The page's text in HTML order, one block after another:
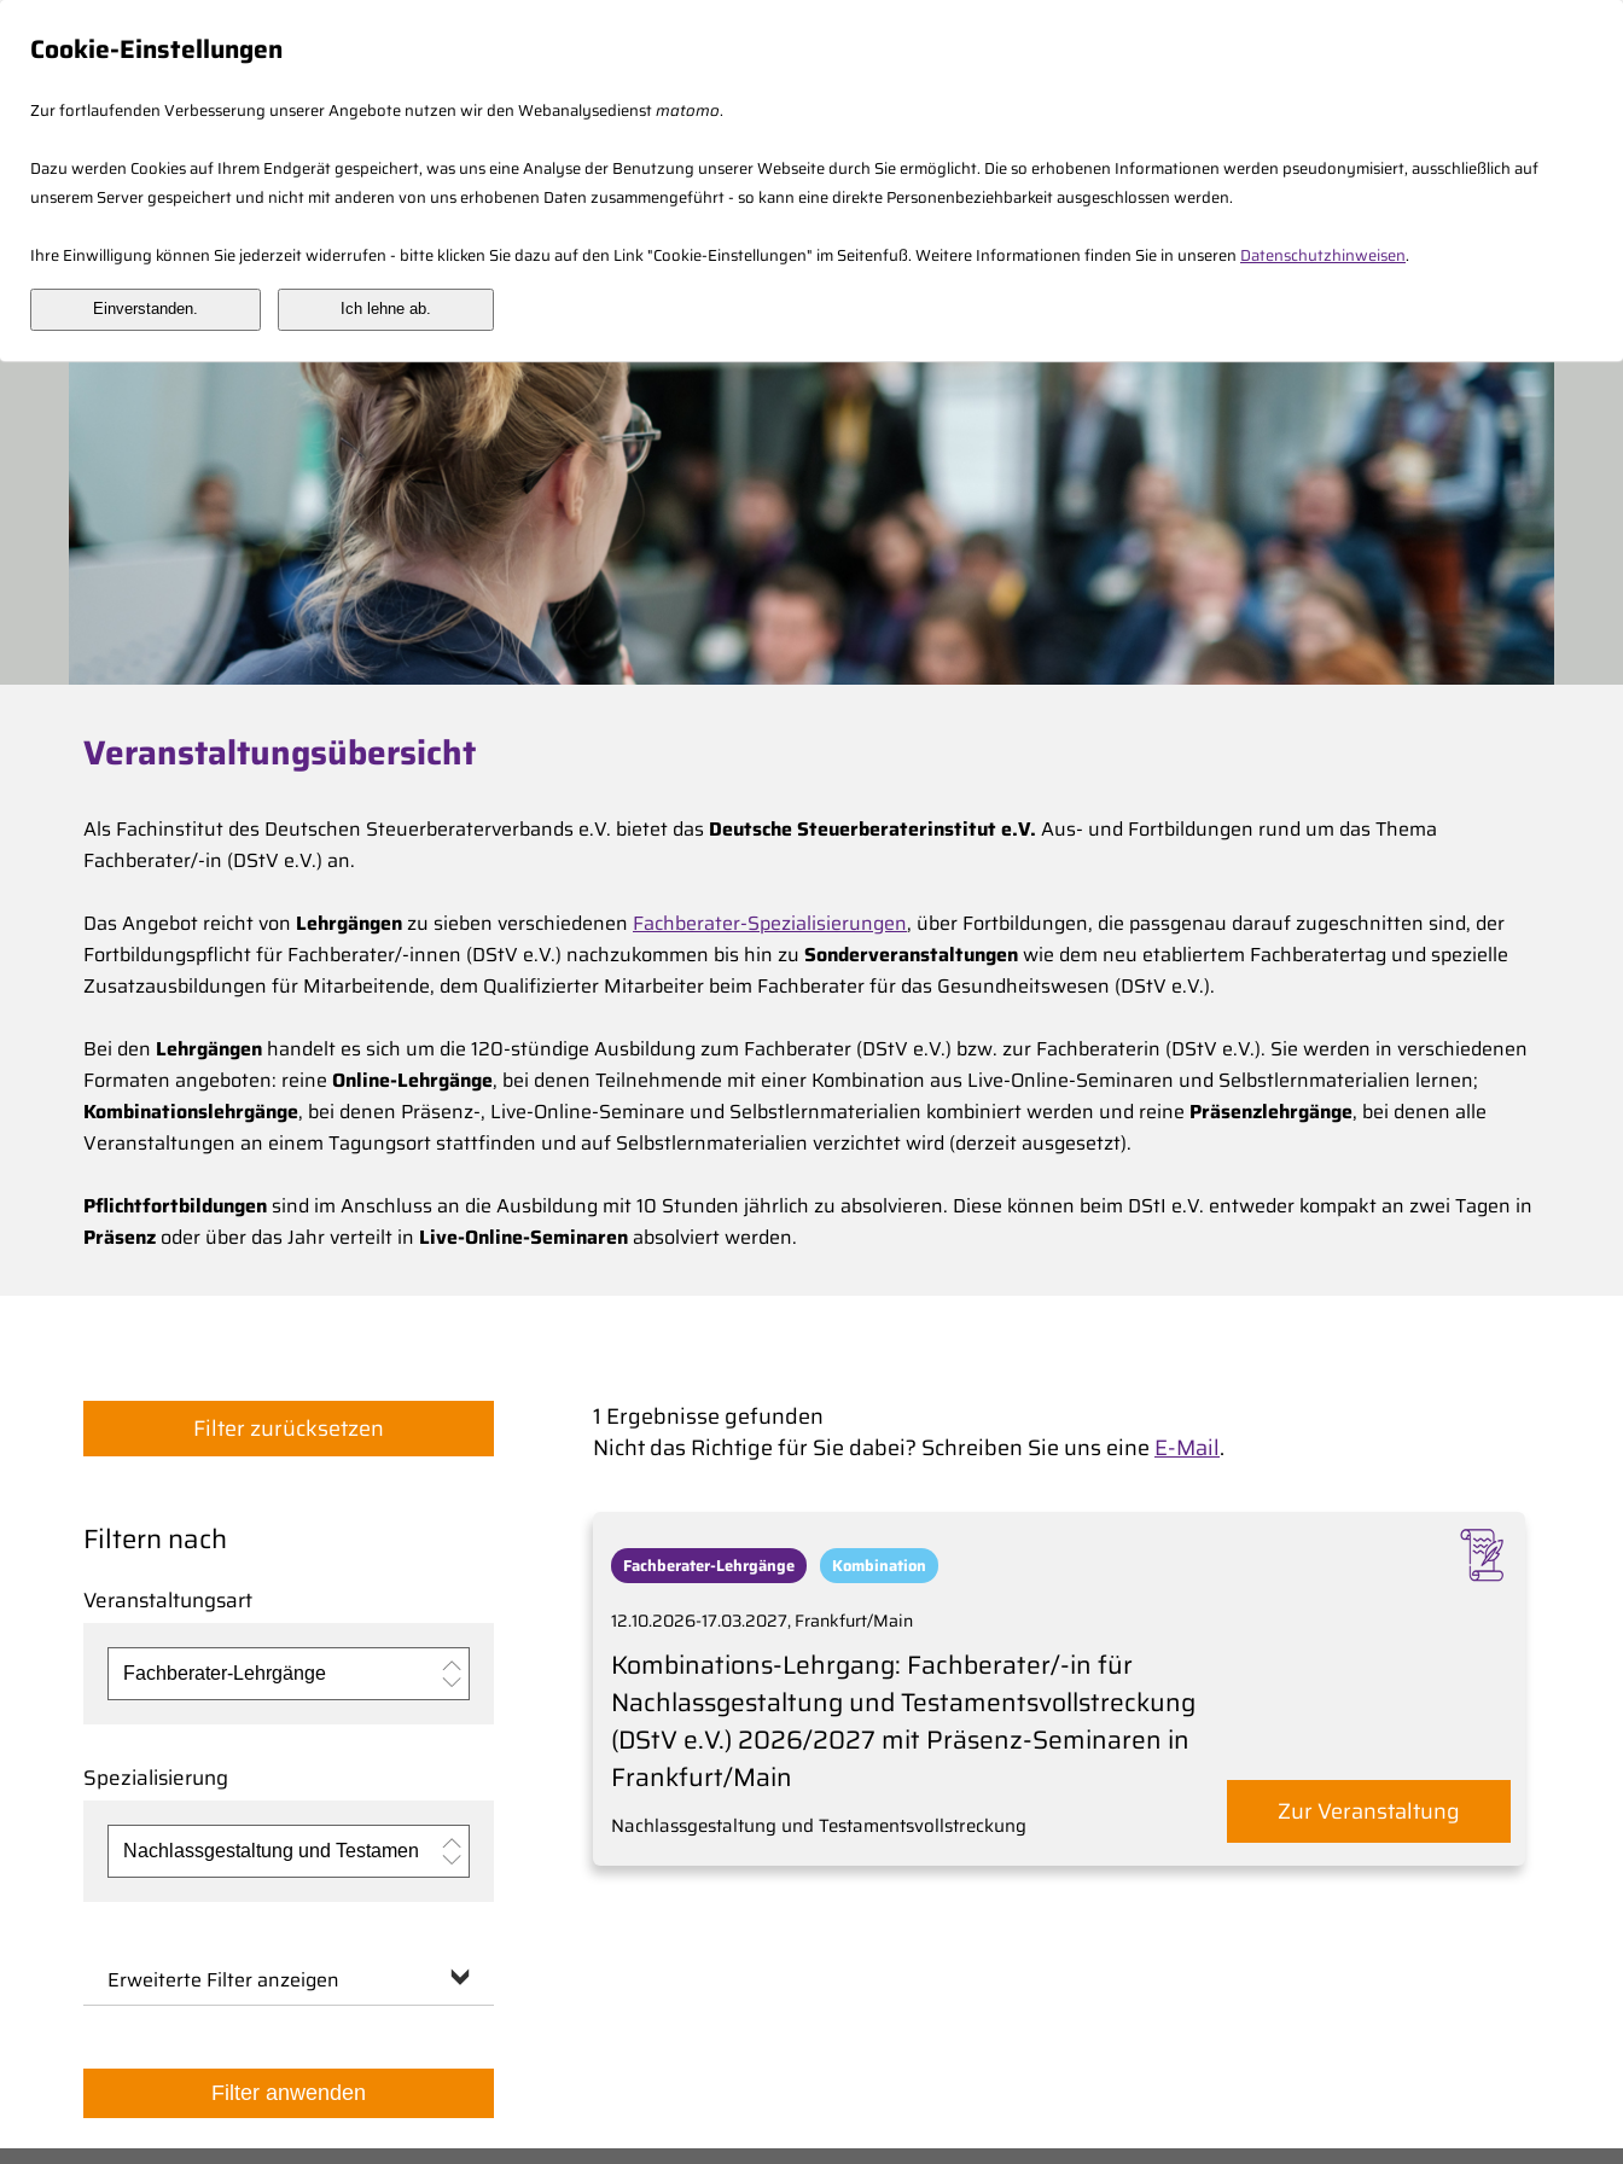
Cookie-Einstellungen
Zur fortlaufenden Verbesserung unserer Angebote nutzen wir den Webanalysedienstmatomo.
Dazu werden Cookies auf Ihrem Endgerät gespeichert, was uns eine Analyse der Benutzung unserer Webseite durch Sie ermöglicht. Die so erhobenen Informationen werden pseudonymisiert, ausschließlich auf
unserem Server gespeichert und nicht mit anderen von uns erhobenen Daten zusammengeführt - so kann eine direkte Personenbeziehbarkeit ausgeschlossen werden.
Ihre Einwilligung können Sie jederzeit widerrufen - bitte klicken Sie dazu auf den Link "Cookie-Einstellungen" im Seitenfuß. Weitere Informationen finden Sie in unseren Datenschutzhinweisen.
Einverstanden. Ich lehne ab.
Veranstaltungsübersicht
Als Fachinstitut des Deutschen Steuerberaterverbands e.V. bietet das Deutsche Steuerberaterinstitut e.V. Aus- und Fortbildungen rund um das Thema
Fachberater/-in (DStV e.V.) an.
Das Angebot reicht von Lehrgängenzu sieben verschiedenen Fachberater-Spezialisierungen, über Fortbildungen, die passgenau darauf zugeschnitten sind, der
Fortbildungspflicht für Fachberater/-innen (DStV e.V.) nachzukommen bis hin zu Sonderveranstaltungenwie dem neu etabliertem Fachberatertag und spezielle
Zusatzausbildungen für Mitarbeitende, dem Qualifizierter Mitarbeiter beim Fachberater für das Gesundheitswesen (DStV e.V.).
Bei den Lehrgängen handelt es sich um die 120-stündige Ausbildung zum Fachberater (DStV e.V.) bzw. zur Fachberaterin (DStV e.V.). Sie werden in verschiedenen
Formaten angeboten: reine Online-Lehrgänge, bei denen Teilnehmende mit einer Kombination aus Live-Online-Seminaren und Selbstlernmaterialien lernen;
Kombinationslehrgänge, bei denen Präsenz-, Live-Online-Seminare und Selbstlernmaterialien kombiniert werden und reine Präsenzlehrgänge, bei denen alle
Veranstaltungen an einem Tagungsort stattfinden und auf Selbstlernmaterialien verzichtet wird (derzeit ausgesetzt).
Pflichtfortbildungen sind im Anschluss an die Ausbildung mit 10 Stunden jährlich zu absolvieren. Diese können beim DStI e.V. entweder kompakt an zwei Tagen in
Präsenz oder über das Jahr verteilt in Live-Online-Seminarenabsolviert werden.
Filter zurücksetzen
Filtern nach
Veranstaltungsart
Spezialisierung
Erweiterte Filter anzeigen
1 Ergebnisse gefunden
Nicht das Richtige für Sie dabei? Schreiben Sie uns eineE-Mail.
Fachberater-Lehrgänge Kombination
12.10.2026-17.03.2027, Frankfurt/Main
Kombinations-Lehrgang: Fachberater/-in für
Nachlassgestaltung und Testamentsvollstreckung
(DStV e.V.) 2026/2027 mit Präsenz-Seminaren in
Frankfurt/Main
Nachlassgestaltung und Testamentsvollstreckung Zur Veranstaltung